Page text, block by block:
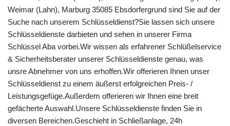
Weimar (Lahn), Marburg 35085 Ebsdorfergrund sind Sie auf der
Suche nach unserem Schlüsseldienst?Sie lassen sich unsere
Schlüsseldienste darbieten und sehen in unserer Firma
Schlüssel Aba vorbei.Wir wissen als erfahrener Schlüßelservice
& Sicherheitsberater unserer Schlüsseldienste genau, was
unsre Abnehmer von uns erhoffen.Wir offerieren Ihnen unser
Schlüsseldienst zu einem äußerst erfolgreichen Preis- /
Leistungsgefüge.Außerdem offerieren wir Ihnen eine breit
gefächerte Auswahl.Unsere Schlüsseldienste finden Sie in
diversen Bereichen.Geschieht in Schließanlage, 24h